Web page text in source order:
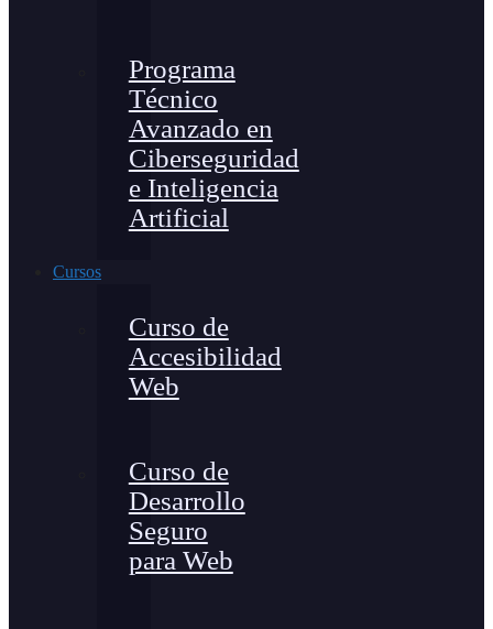
Programa
Técnico
Avanzado en
Ciberseguridad
e Inteligencia
Artificial
Cursos
Curso de
Accesibilidad
Web
Curso de
Desarrollo
Seguro
para Web